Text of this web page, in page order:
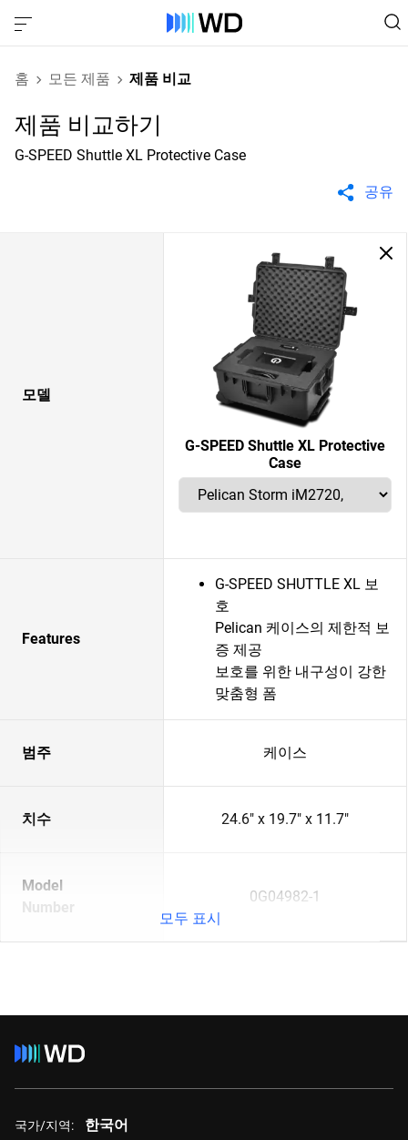
홈 모든 제품 제품 비교
제품 비교하기
G-SPEED Shuttle XL Protective Case
공유
모델
G-SPEED Shuttle XL Protective
Case
Features
G-SPEED SHUTTLE XL 보
호
Pelican 케이스의 제한적 보
증 제공
보호를 위한 내구성이 강한
맞춤형 폼
범주 케이스
치수 24.6" x 19.7" x 11.7"
Model
Number
0G04982-1
모두 표시
국가/지역: 한국어